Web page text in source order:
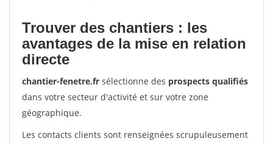
Trouver des chantiers : les
avantages de la mise en relation
directe
chantier-fenetre.fr sélectionne des prospects qualifiés
dans votre secteur d'activité et sur votre zone
géographique.
Les contacts clients sont renseignées scrupuleusement